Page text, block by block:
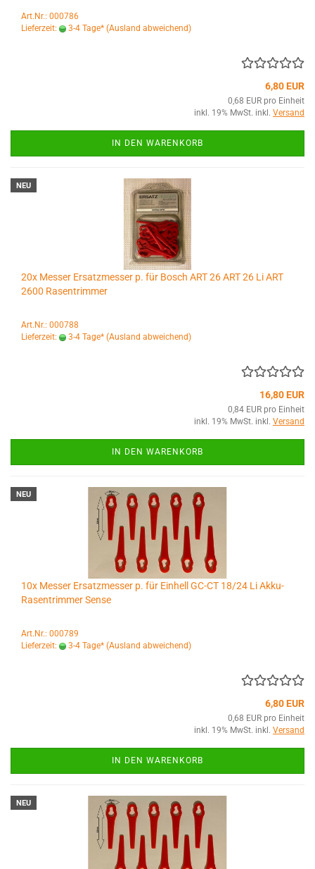
Art.Nr.: 000786
Lieferzeit:
3-4 Tage* (Ausland abweichend)
6,80 EUR
0,68 EUR pro Einheit
inkl. 19% MwSt. inkl. Versand
IN DEN WARENKORB
NEU
20x Messer Ersatzmesser p. für Bosch ART 26 ART 26 Li ART
2600 Rasentrimmer
Art.Nr.: 000788
Lieferzeit:
3-4 Tage* (Ausland abweichend)
16,80 EUR
0,84 EUR pro Einheit
inkl. 19% MwSt. inkl. Versand
IN DEN WARENKORB
NEU
10x Messer Ersatzmesser p. für Einhell GC-CT 18/24 Li Akku-
Rasentrimmer Sense
Art.Nr.: 000789
Lieferzeit:
3-4 Tage* (Ausland abweichend)
6,80 EUR
0,68 EUR pro Einheit
inkl. 19% MwSt. inkl. Versand
IN DEN WARENKORB
NEU